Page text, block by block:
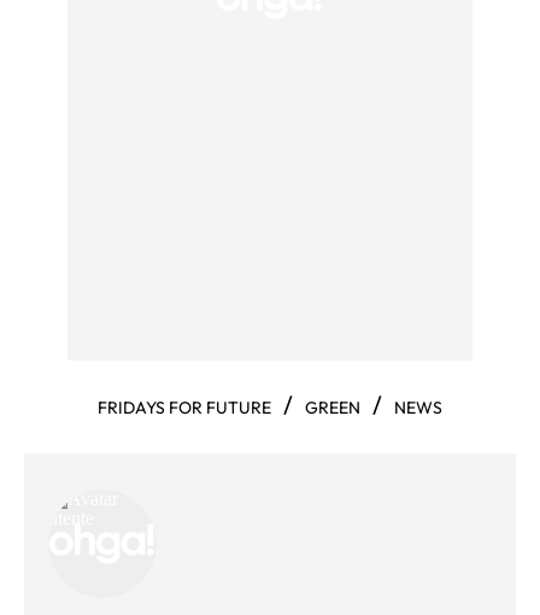
FRIDAYS FOR FUTURE / GREEN / NEWS